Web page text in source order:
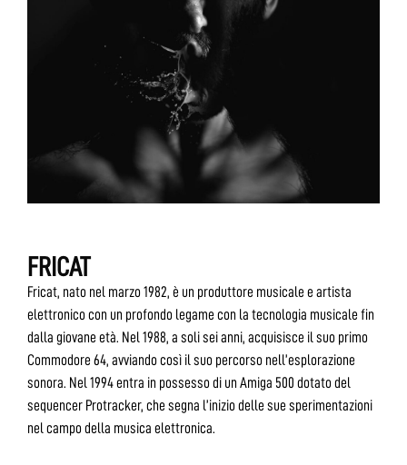
FRICAT
Fricat, nato nel marzo 1982, è un produttore musicale e artista
elettronico con un profondo legame con la tecnologia musicale fin
dalla giovane età. Nel 1988, a soli sei anni, acquisisce il suo primo
Commodore 64, avviando così il suo percorso nell’esplorazione
sonora. Nel 1994 entra in possesso di un Amiga 500 dotato del
sequencer Protracker, che segna l’inizio delle sue sperimentazioni
nel campo della musica elettronica.